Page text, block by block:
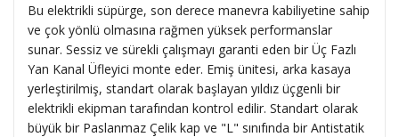
Bu elektrikli süpürge, son derece manevra kabiliyetine sahip
ve çok yönlü olmasına rağmen yüksek performanslar
sunar. Sessiz ve sürekli çalışmayı garanti eden bir Üç Fazlı
Yan Kanal Üfleyici monte eder. Emiş ünitesi, arka kasaya
yerleştirilmiş, standart olarak başlayan yıldız üçgenli bir
elektrikli ekipman tarafından kontrol edilir. Standart olarak
büyük bir Paslanmaz Çelik kap ve "L" sınıfında bir Antistatik